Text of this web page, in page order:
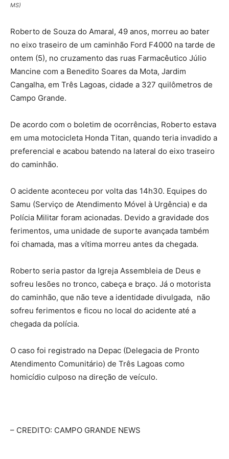
MS)
Roberto de Souza do Amaral, 49 anos, morreu ao bater
no eixo traseiro de um caminhão Ford F4000 na tarde de
ontem (5), no cruzamento das ruas Farmacêutico Júlio
Mancine com a Benedito Soares da Mota, Jardim
Cangalha, em Três Lagoas, cidade a 327 quilômetros de
Campo Grande.
De acordo com o boletim de ocorrências, Roberto estava
em uma motocicleta Honda Titan, quando teria invadido a
preferencial e acabou batendo na lateral do eixo traseiro
do caminhão.
O acidente aconteceu por volta das 14h30. Equipes do
Samu (Serviço de Atendimento Móvel à Urgência) e da
Polícia Militar foram acionadas. Devido a gravidade dos
ferimentos, uma unidade de suporte avançada também
foi chamada, mas a vítima morreu antes da chegada.
Roberto seria pastor da Igreja Assembleia de Deus e
sofreu lesões no tronco, cabeça e braço. Já o motorista
do caminhão, que não teve a identidade divulgada, não
sofreu ferimentos e ficou no local do acidente até a
chegada da polícia.
O caso foi registrado na Depac (Delegacia de Pronto
Atendimento Comunitário) de Três Lagoas como
homicídio culposo na direção de veículo.
– CREDITO: CAMPO GRANDE NEWS